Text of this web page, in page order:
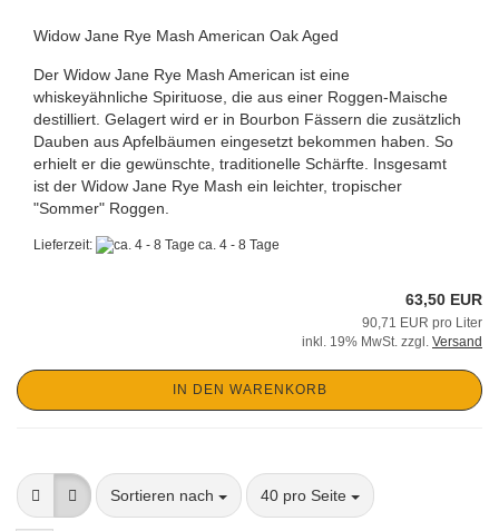
Widow Jane Rye Mash American Oak Aged
Der Widow Jane Rye Mash American ist eine
whiskeyähnliche Spirituose, die aus einer Roggen-Maische
destilliert. Gelagert wird er in Bourbon Fässern die zusätzlich
Dauben aus Apfelbäumen eingesetzt bekommen haben. So
erhielt er die gewünschte, traditionelle Schärfte. Insgesamt
ist der Widow Jane Rye Mash ein leichter, tropischer
"Sommer" Roggen.
Lieferzeit: ca. 4 - 8 Tage
63,50 EUR
90,71 EUR pro Liter
inkl. 19% MwSt. zzgl. Versand
IN DEN WARENKORB
Sortieren nach
Sortieren nach 40 pro Seite
pro Seite